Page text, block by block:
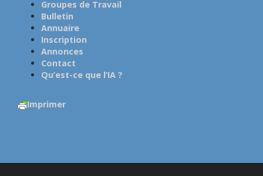
Groupes de Travail
Bulletin
Annuaire
Inscription
Annonces
Contact
Qu’est-ce que l’IA ?
Imprimer